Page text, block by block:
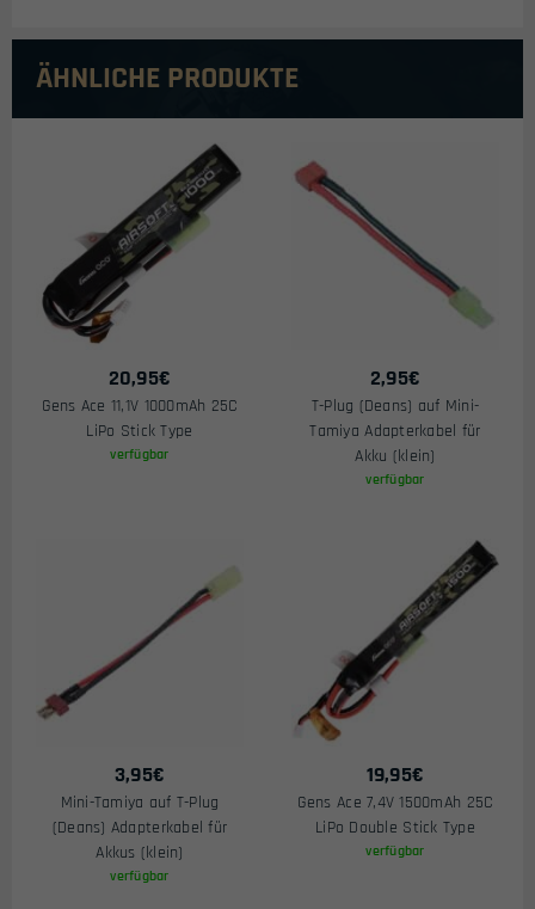
ÄHNLICHE PRODUKTE
20,95€
Gens Ace 11,1V 1000mAh 25C
LiPo Stick Type
verfügbar
2,95€
T-Plug (Deans) auf Mini-
Tamiya Adapterkabel für
Akku (klein)
verfügbar
3,95€
Mini-Tamiya auf T-Plug
(Deans) Adapterkabel für
Akkus (klein)
verfügbar
19,95€
Gens Ace 7,4V 1500mAh 25C
LiPo Double Stick Type
verfügbar